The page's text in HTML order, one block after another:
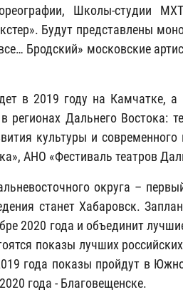
хореографии, Школы-студии
Будут представлены
Бродский» московские
в 2019 году на Камчатке,
Дальнего Востока:
культуры и современного
АНО «Фестиваль театров
округа –
станет Хабаровск.
2020 года и объединит
показы лучших
года показы пройдут в
года - Благовещенске.